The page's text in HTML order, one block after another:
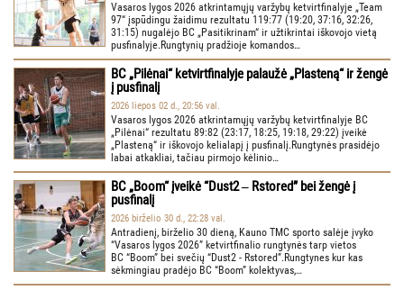
Vasaros lygos 2026 atkrintamųjų varžybų ketvirtfinalyje „Team
97“ įspūdingu žaidimu rezultatu 119:77 (19:20, 37:16, 32:26,
31:15) nugalėjo BC „Pasitikrinam“ ir užtikrintai iškovojo vietą
pusfinalyje.Rungtynių pradžioje komandos…
BC „Pilėnai“ ketvirtfinalyje palaužė „Plasteną“ ir žengė
į pusfinalį
2026 liepos 02 d., 20:56 val.
Vasaros lygos 2026 atkrintamųjų varžybų ketvirtfinalyje BC
„Pilėnai“ rezultatu 89:82 (23:17, 18:25, 19:18, 29:22) įveikė
„Plasteną“ ir iškovojo kelialapį į pusfinalį.Rungtynės prasidėjo
labai atkakliai, tačiau pirmojo kėlinio…
BC „Boom“ įveikė “Dust2 ‒ Rstored” bei žengė į
pusfinalį
2026 birželio 30 d., 22:28 val.
Antradienį, birželio 30 dieną, Kauno TMC sporto salėje įvyko
“Vasaros lygos 2026” ketvirtfinalio rungtynės tarp vietos
BC “Boom” bei svečių “Dust2 - Rstored”.Rungtynes kur kas
sėkmingiau pradėjo BC “Boom” kolektyvas,…